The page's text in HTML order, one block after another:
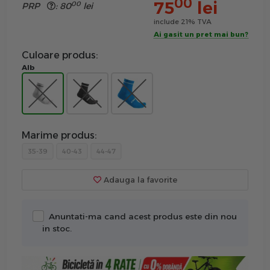
PRP : 8000 lei 7500 lei
include 21% TVA
Ai gasit un pret mai bun?
Culoare produs:
Alb
Marime produs:
35-39 40-43 44-47
Adauga la favorite
Anuntati-ma cand acest produs este din nou
in stoc.